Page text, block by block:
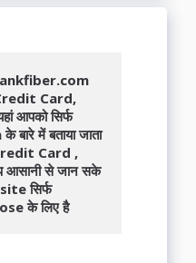
Credit Card,
आपको सिर्फ
में बताया जाता
Card ,
आसानी से जान सके
सिर्फ
के लिए है